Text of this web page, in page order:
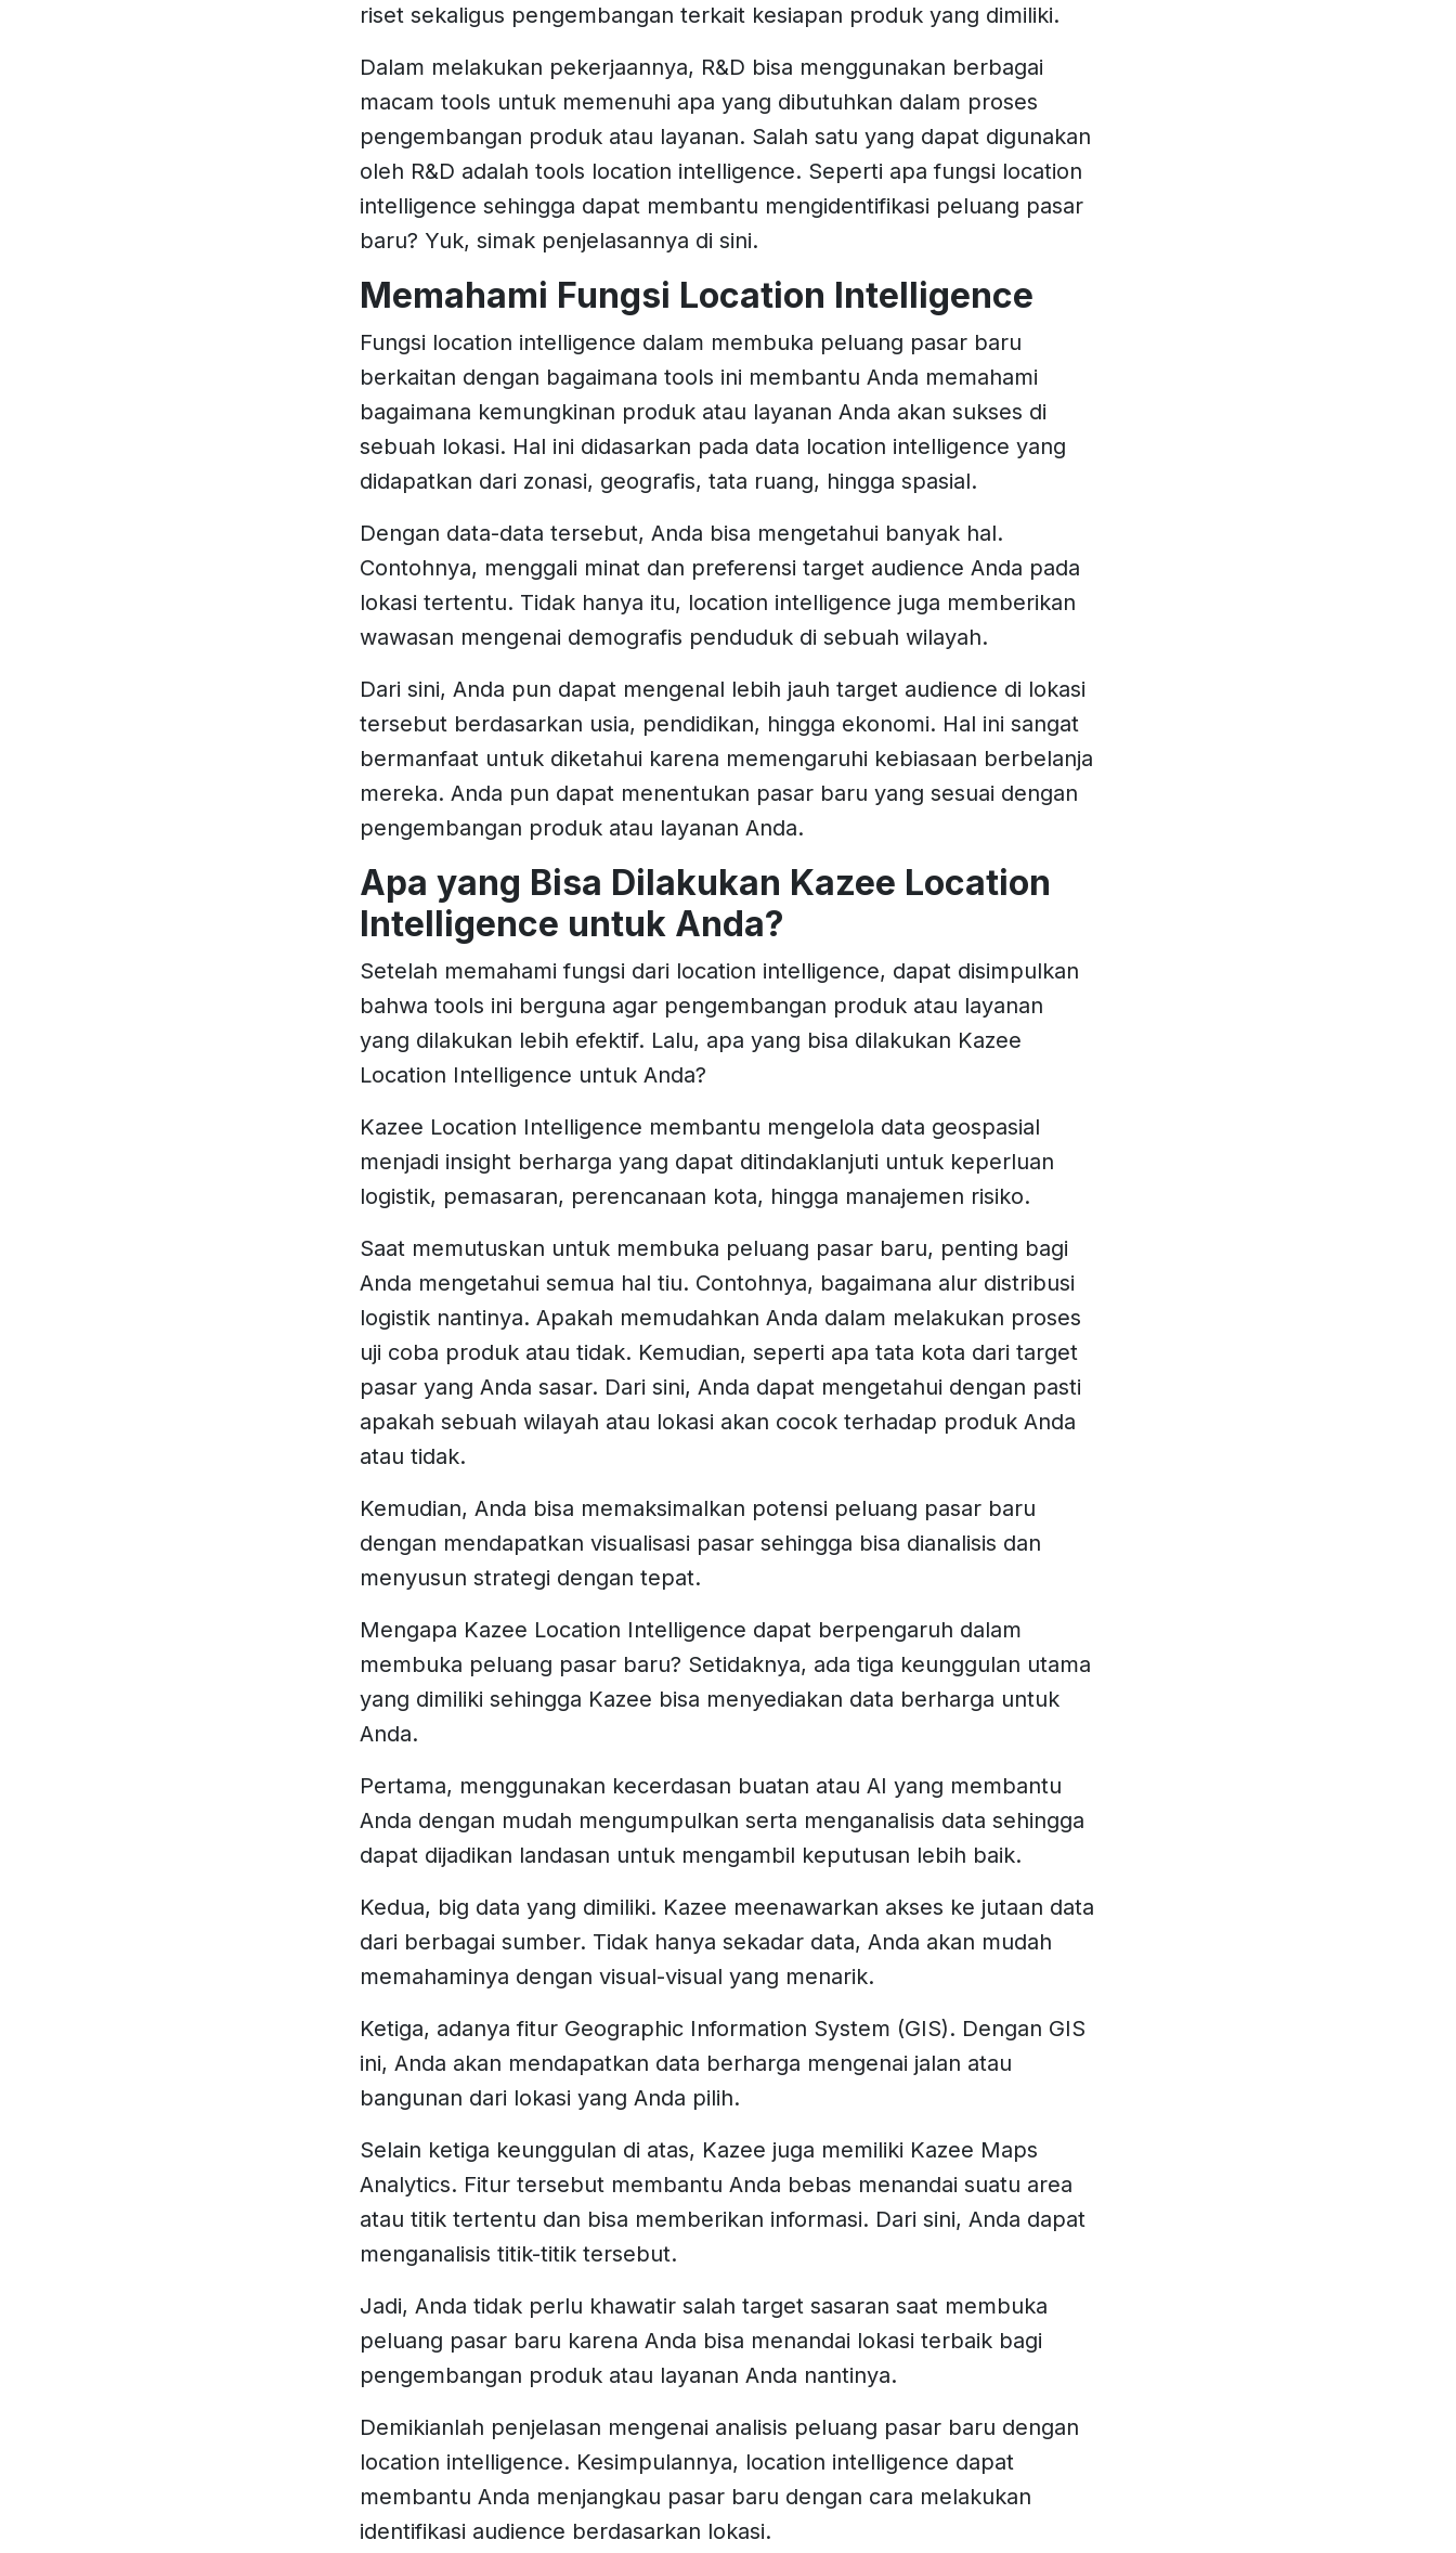
riset sekaligus pengembangan terkait kesiapan produk yang dimiliki.
Dalam melakukan pekerjaannya, R&D bisa menggunakan berbagai
macam tools untuk memenuhi apa yang dibutuhkan dalam proses
pengembangan produk atau layanan. Salah satu yang dapat digunakan
oleh R&D adalah tools location intelligence. Seperti apa fungsi location
intelligence sehingga dapat membantu mengidentifikasi peluang pasar
baru? Yuk, simak penjelasannya di sini.
Memahami Fungsi Location Intelligence
Fungsi location intelligence dalam membuka peluang pasar baru
berkaitan dengan bagaimana tools ini membantu Anda memahami
bagaimana kemungkinan produk atau layanan Anda akan sukses di
sebuah lokasi. Hal ini didasarkan pada data location intelligence yang
didapatkan dari zonasi, geografis, tata ruang, hingga spasial.
Dengan data-data tersebut, Anda bisa mengetahui banyak hal.
Contohnya, menggali minat dan preferensi target audience Anda pada
lokasi tertentu. Tidak hanya itu, location intelligence juga memberikan
wawasan mengenai demografis penduduk di sebuah wilayah.
Dari sini, Anda pun dapat mengenal lebih jauh target audience di lokasi
tersebut berdasarkan usia, pendidikan, hingga ekonomi. Hal ini sangat
bermanfaat untuk diketahui karena memengaruhi kebiasaan berbelanja
mereka. Anda pun dapat menentukan pasar baru yang sesuai dengan
pengembangan produk atau layanan Anda.
Apa yang Bisa Dilakukan Kazee Location
Intelligence untuk Anda?
Setelah memahami fungsi dari location intelligence, dapat disimpulkan
bahwa tools ini berguna agar pengembangan produk atau layanan
yang dilakukan lebih efektif. Lalu, apa yang bisa dilakukan Kazee
Location Intelligence untuk Anda?
Kazee Location Intelligence membantu mengelola data geospasial
menjadi insight berharga yang dapat ditindaklanjuti untuk keperluan
logistik, pemasaran, perencanaan kota, hingga manajemen risiko.
Saat memutuskan untuk membuka peluang pasar baru, penting bagi
Anda mengetahui semua hal tiu. Contohnya, bagaimana alur distribusi
logistik nantinya. Apakah memudahkan Anda dalam melakukan proses
uji coba produk atau tidak. Kemudian, seperti apa tata kota dari target
pasar yang Anda sasar. Dari sini, Anda dapat mengetahui dengan pasti
apakah sebuah wilayah atau lokasi akan cocok terhadap produk Anda
atau tidak.
Kemudian, Anda bisa memaksimalkan potensi peluang pasar baru
dengan mendapatkan visualisasi pasar sehingga bisa dianalisis dan
menyusun strategi dengan tepat.
Mengapa Kazee Location Intelligence dapat berpengaruh dalam
membuka peluang pasar baru? Setidaknya, ada tiga keunggulan utama
yang dimiliki sehingga Kazee bisa menyediakan data berharga untuk
Anda.
Pertama, menggunakan kecerdasan buatan atau AI yang membantu
Anda dengan mudah mengumpulkan serta menganalisis data sehingga
dapat dijadikan landasan untuk mengambil keputusan lebih baik.
Kedua, big data yang dimiliki. Kazee meenawarkan akses ke jutaan data
dari berbagai sumber. Tidak hanya sekadar data, Anda akan mudah
memahaminya dengan visual-visual yang menarik.
Ketiga, adanya fitur Geographic Information System (GIS). Dengan GIS
ini, Anda akan mendapatkan data berharga mengenai jalan atau
bangunan dari lokasi yang Anda pilih.
Selain ketiga keunggulan di atas, Kazee juga memiliki Kazee Maps
Analytics. Fitur tersebut membantu Anda bebas menandai suatu area
atau titik tertentu dan bisa memberikan informasi. Dari sini, Anda dapat
menganalisis titik-titik tersebut.
Jadi, Anda tidak perlu khawatir salah target sasaran saat membuka
peluang pasar baru karena Anda bisa menandai lokasi terbaik bagi
pengembangan produk atau layanan Anda nantinya.
Demikianlah penjelasan mengenai analisis peluang pasar baru dengan
location intelligence. Kesimpulannya, location intelligence dapat
membantu Anda menjangkau pasar baru dengan cara melakukan
identifikasi audience berdasarkan lokasi.